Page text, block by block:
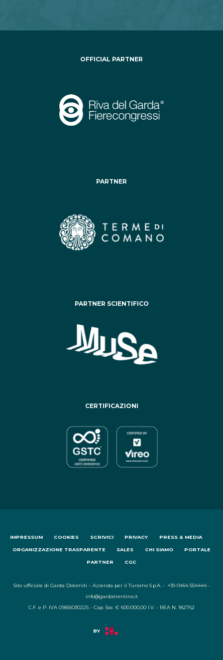
OFFICIAL PARTNER
PARTNER
PARTNER SCIENTIFICO
CERTIFICAZIONI
IMPRESSUM COOKIES SCRIVICI PRIVACY PRESS & MEDIA
ORGANIZZAZIONE TRASPARENTE SALES CHI SIAMO PORTALE
PARTNER CGC
Sito ufficiale di Garda Dolomiti – Azienda per il Turismo S.p.A. - +39 0464 554444 -
info@gardatrentino.it
C.F. e P. IVA 01855030225 - Cap. Soc. € 600.000,00 I.V. - REA N. 182762